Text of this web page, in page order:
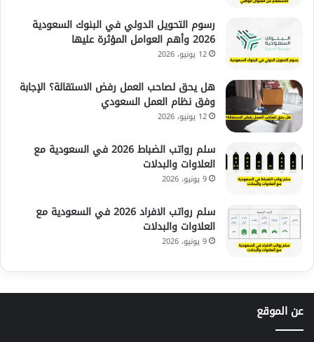
رسوم التحويل الدولي في البنوك السعودية
2026 وأهم العوامل المؤثرة عليها
12 يونيو، 2026
هل يحق لصاحب العمل رفض الاستقالة؟ الإجابة
وفق نظام العمل السعودي
12 يونيو، 2026
سلم رواتب الضباط 2026 في السعودية مع
العلاوات والبدلات
9 يونيو، 2026
سلم رواتب الافراد 2026 في السعودية مع
العلاوات والبدلات
9 يونيو، 2026
عن الموقع